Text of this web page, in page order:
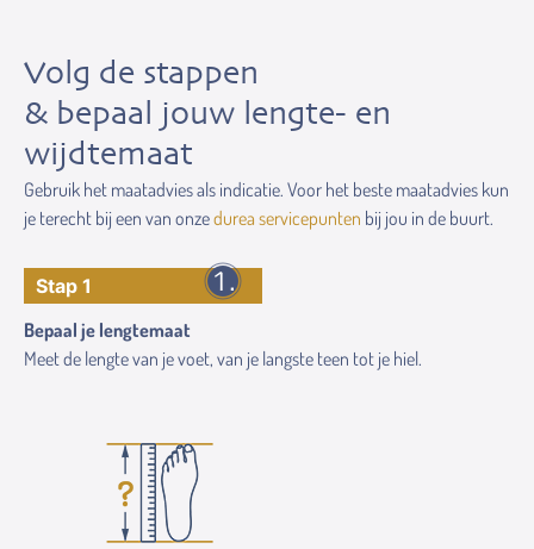
Volg de stappen
& bepaal jouw lengte- en
wijdtemaat
Gebruik het maatadvies als indicatie. Voor het beste maatadvies kun
je terecht bij een van onzedurea servicepunten bij jou in de buurt.
Stap 1
Bepaal je lengtemaat
Meet de lengte van je voet, van je langste teen tot je hiel.